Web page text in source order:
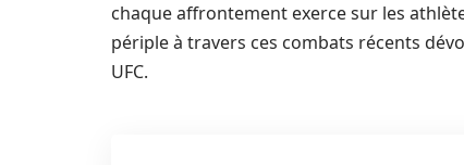
chaque affrontement exerce sur les
périple à travers ces combats récents
UFC.